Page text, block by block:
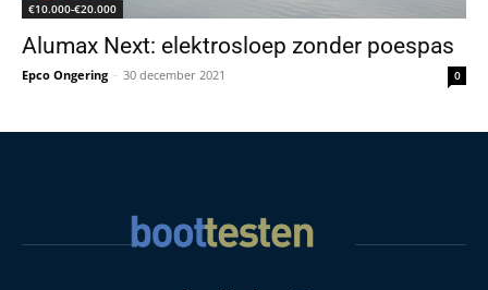
€10.000-€20.000
Alumax Next: elektrosloep zonder poespas
Epco Ongering - 30 december 2021 0